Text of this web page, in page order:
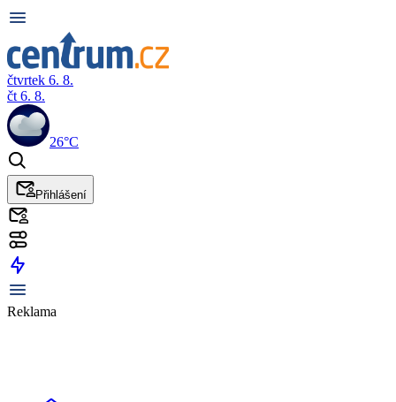
čtvrtek 6. 8.
čt 6. 8.
26°C
Přihlášení
Reklama